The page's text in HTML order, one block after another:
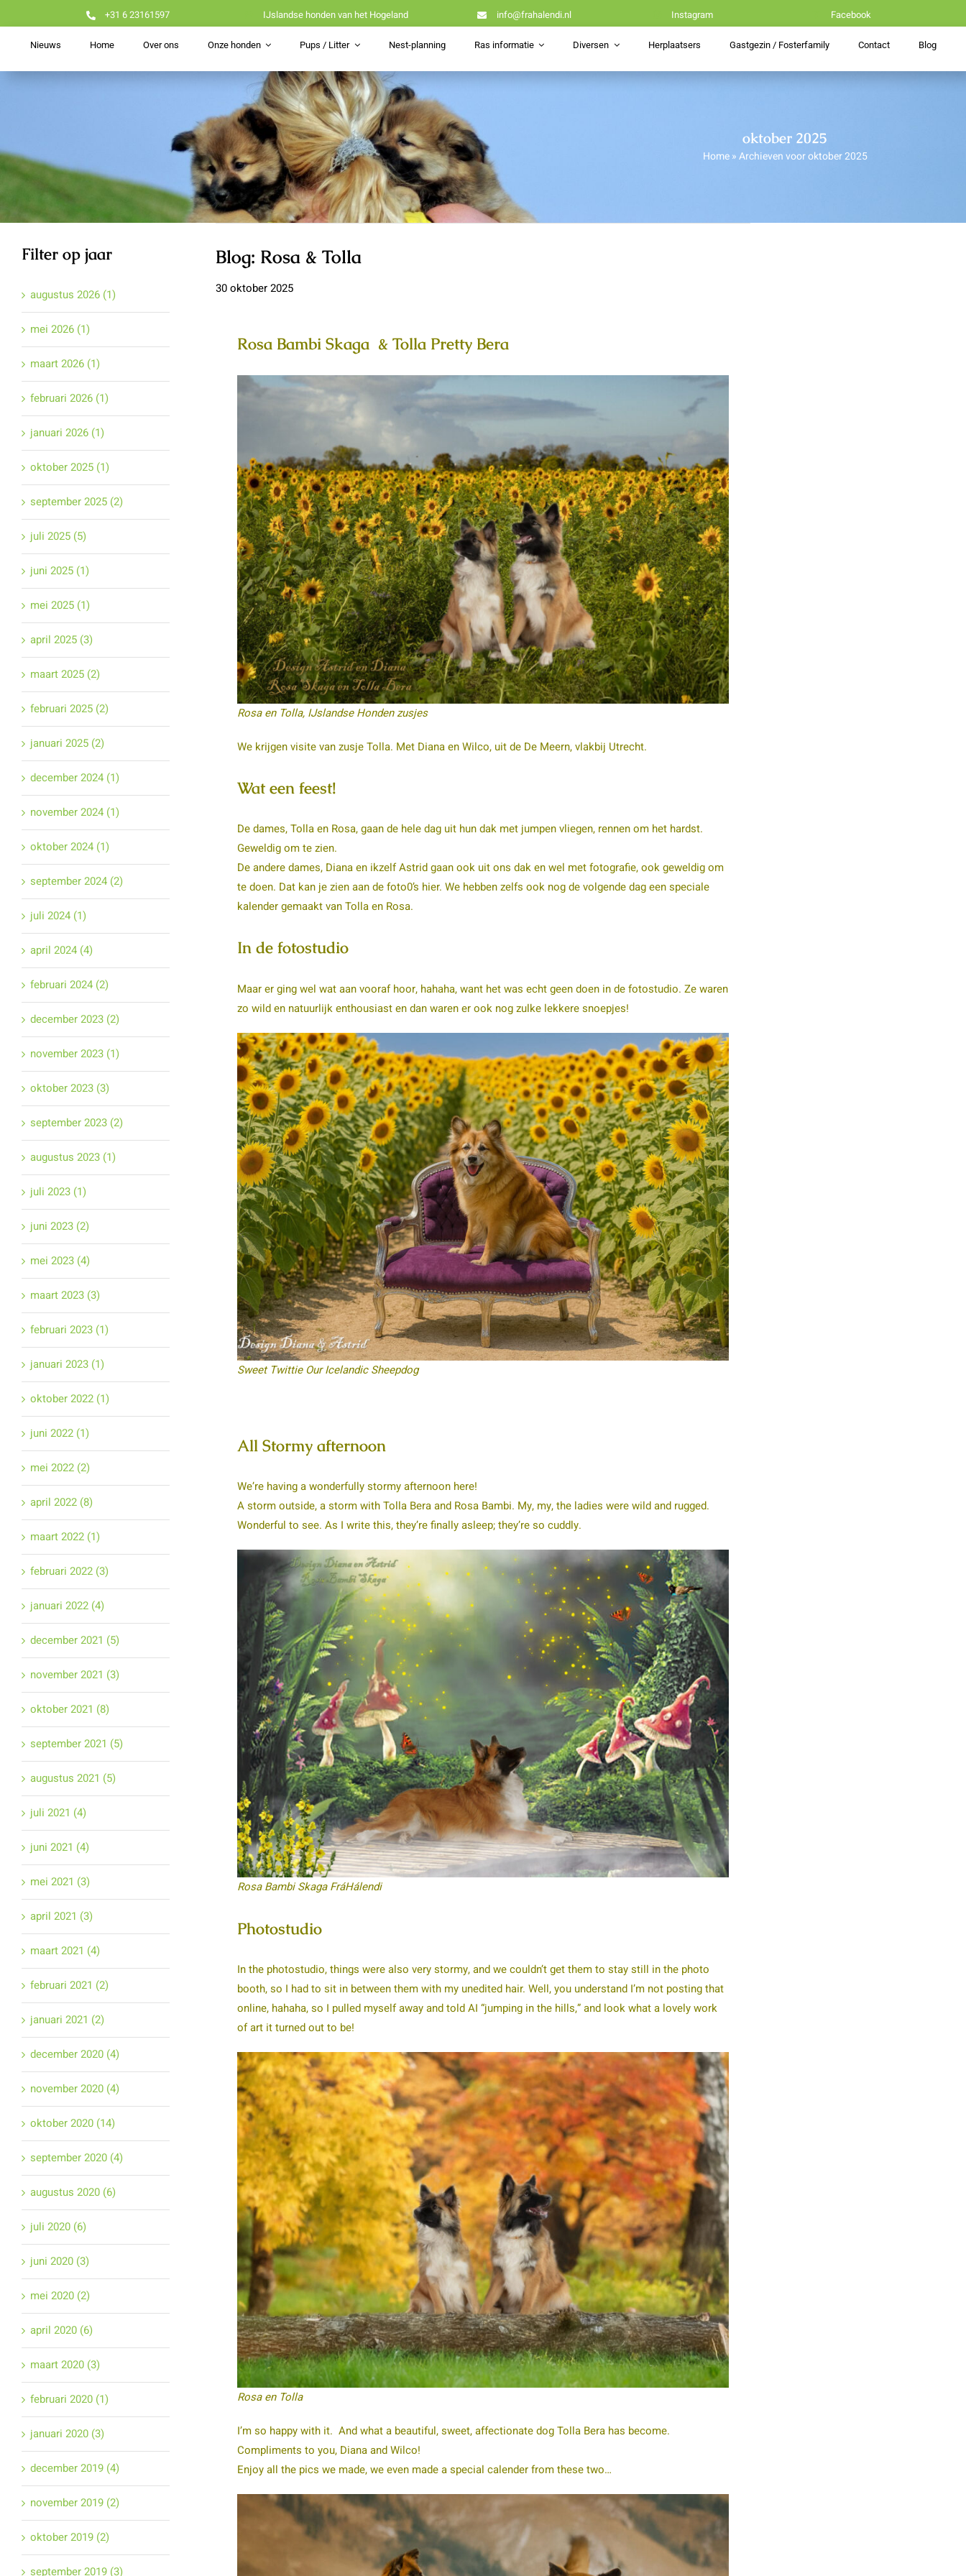
naar
inhoud
+31 6 23161597 IJslandse honden van het Hogeland info@frahalendi.nl Instagram Facebook
Nieuws Home Over ons Onze honden Pups / Litter Nest-planning Ras informatie Diversen Herplaatsers Gastgezin / Fosterfamily Contact Blog
oktober 2025
Home»Archieven voor oktober 2025
Filter op jaar
augustus 2026 (1)
mei 2026 (1)
maart 2026 (1)
februari 2026 (1)
januari 2026 (1)
oktober 2025 (1)
september 2025 (2)
juli 2025 (5)
juni 2025 (1)
mei 2025 (1)
april 2025 (3)
maart 2025 (2)
februari 2025 (2)
januari 2025 (2)
december 2024 (1)
november 2024 (1)
oktober 2024 (1)
september 2024 (2)
juli 2024 (1)
april 2024 (4)
februari 2024 (2)
december 2023 (2)
november 2023 (1)
oktober 2023 (3)
september 2023 (2)
augustus 2023 (1)
juli 2023 (1)
juni 2023 (2)
mei 2023 (4)
maart 2023 (3)
februari 2023 (1)
januari 2023 (1)
oktober 2022 (1)
juni 2022 (1)
mei 2022 (2)
april 2022 (8)
maart 2022 (1)
februari 2022 (3)
januari 2022 (4)
december 2021 (5)
november 2021 (3)
oktober 2021 (8)
september 2021 (5)
augustus 2021 (5)
juli 2021 (4)
juni 2021 (4)
mei 2021 (3)
april 2021 (3)
maart 2021 (4)
februari 2021 (2)
januari 2021 (2)
december 2020 (4)
november 2020 (4)
oktober 2020 (14)
september 2020 (4)
augustus 2020 (6)
juli 2020 (6)
juni 2020 (3)
mei 2020 (2)
april 2020 (6)
maart 2020 (3)
februari 2020 (1)
januari 2020 (3)
december 2019 (4)
november 2019 (2)
oktober 2019 (2)
september 2019 (3)
Blog: Rosa & Tolla
30 oktober 2025
Rosa Bambi Skaga & Tolla Pretty Bera
Rosa en Tolla, IJslandse Honden zusjes
We krijgen visite van zusje Tolla. Met Diana en Wilco, uit de De Meern, vlakbij Utrecht.
Wat een feest!
De dames, Tolla en Rosa, gaan de hele dag uit hun dak met jumpen vliegen, rennen om het hardst.
Geweldig om te zien.
De andere dames, Diana en ikzelf Astrid gaan ook uit ons dak en wel met fotografie, ook geweldig om
te doen. Dat kan je zien aan de foto0’s hier. We hebben zelfs ook nog de volgende dag een speciale
kalender gemaakt van Tolla en Rosa.
In de fotostudio
Maar er ging wel wat aan vooraf hoor, hahaha, want het was echt geen doen in de fotostudio. Ze waren
zo wild en natuurlijk enthousiast en dan waren er ook nog zulke lekkere snoepjes!
Sweet Twittie Our Icelandic Sheepdog
All Stormy afternoon
We’re having a wonderfully stormy afternoon here!
A storm outside, a storm with Tolla Bera and Rosa Bambi. My, my, the ladies were wild and rugged.
Wonderful to see. As I write this, they’re finally asleep; they’re so cuddly.
Rosa Bambi Skaga FráHálendi
Photostudio
In the photostudio, things were also very stormy, and we couldn’t get them to stay still in the photo
booth, so I had to sit in between them with my unedited hair. Well, you understand I’m not posting that
online, hahaha, so I pulled myself away and told AI “jumping in the hills,” and look what a lovely work
of art it turned out to be!
Rosa en Tolla
I’m so happy with it. And what a beautiful, sweet, affectionate dog Tolla Bera has become.
Compliments to you, Diana and Wilco!
Enjoy all the pics we made, we even made a special calender from these two…